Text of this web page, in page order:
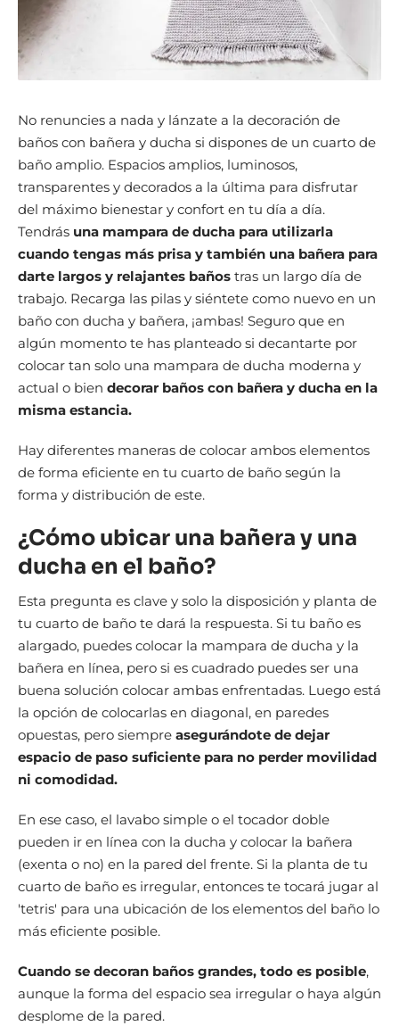
No renuncies a nada y lánzate a la decoración de
baños con bañera y ducha si dispones de un cuarto de
baño amplio. Espacios amplios, luminosos,
transparentes y decorados a la última para disfrutar
del máximo bienestar y confort en tu día a día.
Tendrás una mampara de ducha para utilizarla
cuando tengas más prisa y también una bañera para
darte largos y relajantes baños tras un largo día de
trabajo. Recarga las pilas y siéntete como nuevo en un
baño con ducha y bañera, ¡ambas! Seguro que en
algún momento te has planteado si decantarte por
colocar tan solo una mampara de ducha moderna y
actual o bien decorar baños con bañera y ducha en la
misma estancia.
Hay diferentes maneras de colocar ambos elementos
de forma eficiente en tu cuarto de baño según la
forma y distribución de este.
¿Cómo ubicar una bañera y una
ducha en el baño?
Esta pregunta es clave y solo la disposición y planta de
tu cuarto de baño te dará la respuesta. Si tu baño es
alargado, puedes colocar la mampara de ducha y la
bañera en línea, pero si es cuadrado puedes ser una
buena solución colocar ambas enfrentadas. Luego está
la opción de colocarlas en diagonal, en paredes
opuestas, pero siempre asegurándote de dejar
espacio de paso suficiente para no perder movilidad
ni comodidad.
En ese caso, el lavabo simple o el tocador doble
pueden ir en línea con la ducha y colocar la bañera
(exenta o no) en la pared del frente. Si la planta de tu
cuarto de baño es irregular, entonces te tocará jugar al
'tetris' para una ubicación de los elementos del baño lo
más eficiente posible.
Cuando se decoran baños grandes, todo es posible,
aunque la forma del espacio sea irregular o haya algún
desplome de la pared.